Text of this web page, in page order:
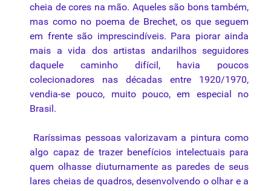
cheia de cores na mão. Aqueles são bons também,
mas como no poema de Brechet, os que seguem
em frente são imprescindíveis. Para piorar ainda
mais a vida dos artistas andarilhos seguidores
daquele caminho difícil, havia poucos
colecionadores nas décadas entre 1920/1970,
vendia-se pouco, muito pouco, em especial no
Brasil.
Raríssimas pessoas valorizavam a pintura como
algo capaz de trazer benefícios intelectuais para
quem olhasse diuturnamente as paredes de seus
lares cheias de quadros, desenvolvendo o olhar e a